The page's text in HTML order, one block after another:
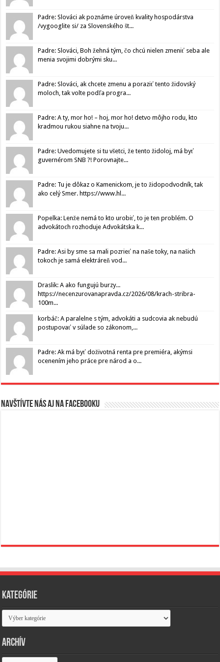
Padre: Slováci ak poznáme úroveň kvality hospodárstva
/vygooglite si/ za Slovenského št...
Padre: Slováci, Boh žehná tým, čo chcú nielen zmeniť seba ale
menia svojimi dobrými sku...
Padre: Slováci, ak chcete zmenu a poraziť tento židovský
moloch, tak volte podľa progra...
Padre: A ty, mor ho! – hoj, mor ho! detvo môjho rodu, kto
kradmou rukou siahne na tvoju...
Padre: Uvedomujete si tu všetci, že tento židoloj, má byť
guvernérom SNB ?! Porovnajte...
Padre: Tu je dôkaz o Kamenickom, je to židopodvodník, tak
ako celý Smer. https://www.hl...
Popelka: Lenže nemá to kto urobiť, to je ten problém. O
advokátoch rozhoduje Advokátska k...
Padre: Asi by sme sa mali pozrieť na naše toky, na našich
tokoch je samá elektráreň vod...
Draslik: A ako fungujú burzy...
https://necenzurovanapravda.cz/2026/08/krach-stribra-
100m...
korbáč: A paralelne s tým, advokáti a sudcovia ak nebudú
postupovať v súlade so zákonom,...
Padre: Ak má byť doživotná renta pre premiéra, akýmsi
ocenením jeho práce pre národ a o...
Navštívte nás aj na Facebooku
Kategórie
Kategórie
Archív
Archív